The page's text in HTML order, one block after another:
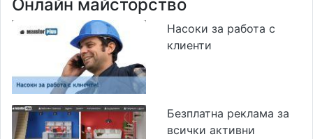
Онлайн майсторство
Насоки за работа с
клиенти
Безплатна реклама за
всички активни